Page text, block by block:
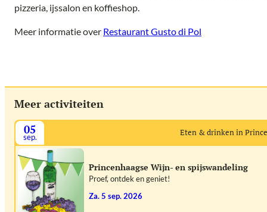
pizzeria, ijssalon en koffieshop.
Meer informatie over Restaurant Gusto di Pol
Meer activiteiten
05
sep. Eten & drinken in
Princenhaagse Wijn- en spijswandeling
Proef, ontdek en geniet!
za. 5 sep. 2026